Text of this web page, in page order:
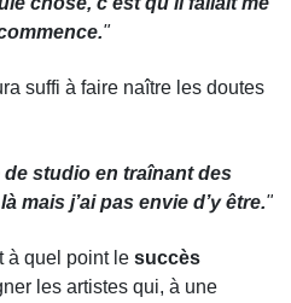
"
suffi à faire naître les doutes
de studio en traînant des
mais j’ai pas envie d’y être."
à quel point le succès
les artistes qui, à une